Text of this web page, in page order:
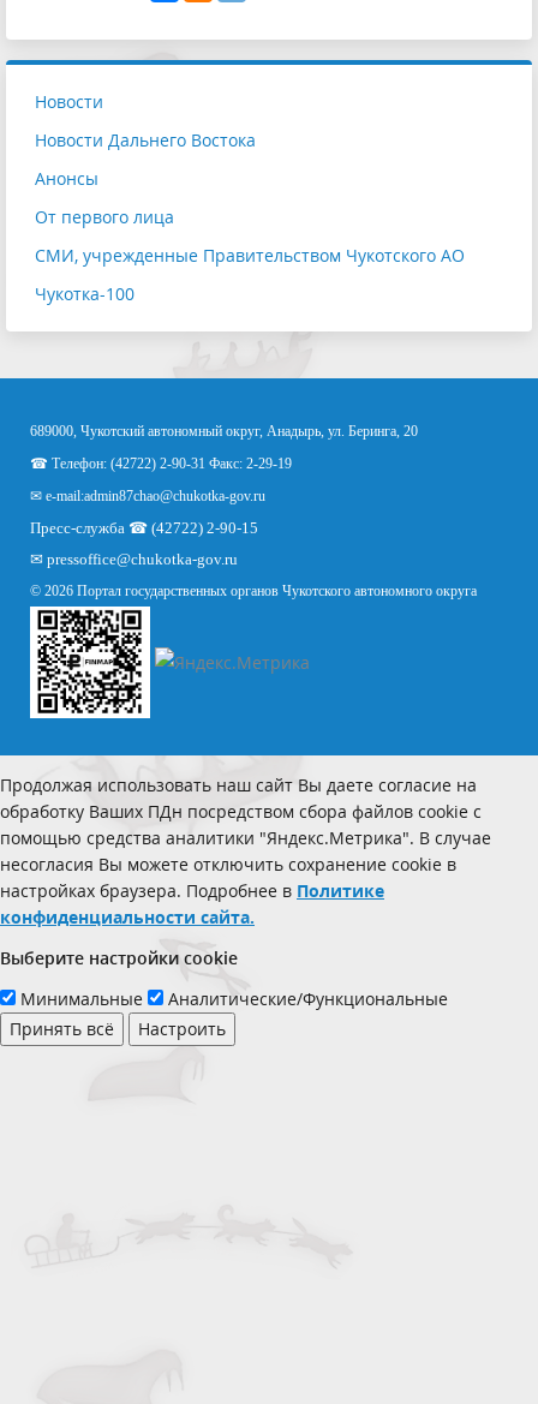
Новости
Новости Дальнего Востока
Анонсы
От первого лица
СМИ, учрежденные Правительством Чукотского АО
Чукотка-100
689000, Чукотский автономный округ, Анадырь, ул. Беринга, 20
☎ Телефон: (42722) 2-90-31 Факс: 2-29-19
✉ e-mail:admin87chao@chukotka-gov.ru
Пресс-служба ☎ (42722) 2-90-15
✉ pressoffice@chukotka-gov.ru
© 2026 Портал государственных органов Чукотского автономного округа
Продолжая использовать наш сайт Вы даете согласие на
обработку Ваших ПДн посредством сбора файлов cookie с
помощью средства аналитики "Яндекс.Метрика". В случае
несогласия Вы можете отключить сохранение cookie в
настройках браузера. Подробнее в Политике
конфиденциальности сайта.
Выберите настройки cookie
Минимальные
Аналитические/Функциональные
Принять всё
Настроить